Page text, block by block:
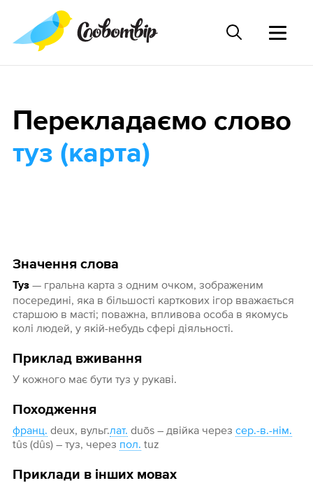
Значення слова
Туз— гральна карта з одним очком, зображеним
посередині, яка в більшості карткових ігор вважається
старшою в масті; поважна, впливова особа в якомусь
колі людей, у якій-небудь сфері діяльності.
Приклад вживання
У кожного має бути туз у рукаві.
Походження
франц. dеuх, вульг.лат. duōs – двійка через сер.-в.-нім.
tûs (dûs) – туз, через пол. tuz
Приклади в інших мовах
Перекладаємо слово
туз (карта)